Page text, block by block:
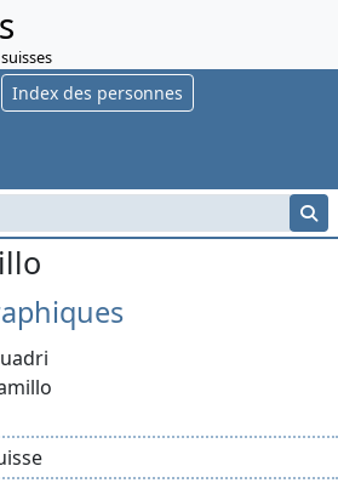
Index des personnes